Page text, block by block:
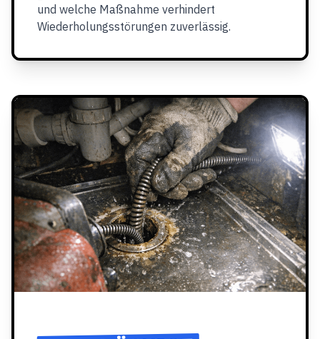
und welche Maßnahme verhindert
Wiederholungsstörungen zuverlässig.